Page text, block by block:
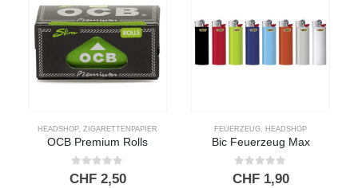
HEADSHOP, ZIGARETTENPAPIER
OCB Premium Rolls
0out of 5
CHF2,50
FEUERZEUG, HEADSHOP
Bic Feuerzeug Max
0out of 5
CHF1,90